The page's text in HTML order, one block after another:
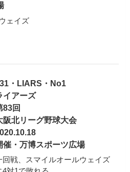
ェイズ
・LIARS・No1
イアーズ
83回
阪北リーグ野球大会
催・万博スポーツ広場
回戦、スマイルオールウェイズ